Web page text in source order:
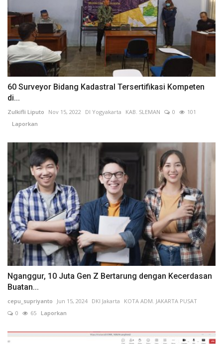
60 Surveyor Bidang Kadastral Tersertifikasi Kompeten
di...
Zulkifli Liputo Nov 15, 2022 DI Yogyakarta KAB. SLEMAN 0
101
Laporkan
Nganggur, 10 Juta Gen Z Bertarung dengan Kecerdasan
Buatan...
cepu_supriyanto Jun 15, 2024 DKI Jakarta
KOTA ADM. JAKARTA PUSAT
0
65 Laporkan